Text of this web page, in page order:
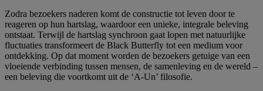
Zodra bezoekers naderen komt de constructie tot leven door te
reageren op hun hartslag, waardoor een unieke, integrale beleving
ontstaat. Terwijl de hartslag synchroon gaat lopen met natuurlijke
fluctuaties transformeert de Black Butterfly tot een medium voor
ontdekking. Op dat moment worden de bezoekers getuige van een
vloeiende verbinding tussen mensen, de samenleving en de wereld –
een beleving die voortkomt uit de ‘A-Un’ filosofie.